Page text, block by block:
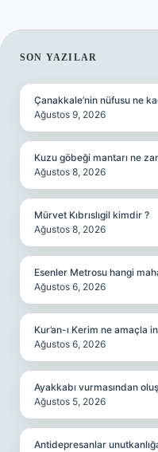
SIDEBAR
SON YAZILAR
Çanakkale’nin nüfusu ne
Ağustos 9, 2026
Kuzu göbeği mantarı ne
Ağustos 8, 2026
Mürvet Kıbrıslıgil kimdir ?
Ağustos 8, 2026
Esenler Metrosu hangi
Ağustos 6, 2026
Kur’an-ı Kerim ne amaçla
Ağustos 6, 2026
Ayakkabı vurmasından
Ağustos 5, 2026
Antidepresanlar